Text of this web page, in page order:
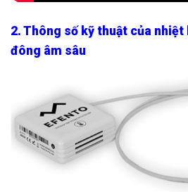
2. Thông số kỹ thuật của
đông âm sâu